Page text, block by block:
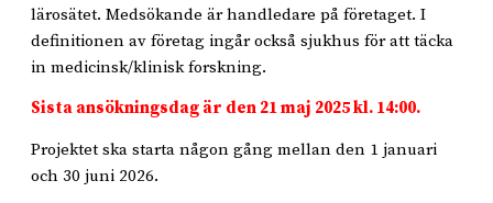
lärosätet. Medsökande är handledare på företaget. I
definitionen av företag ingår också sjukhus för att täcka
in medicinsk/klinisk forskning.
Sista ansökningsdag är den 21 maj 2025 kl. 14:00.
Projektet ska starta någon gång mellan den 1 januari
och 30 juni 2026.